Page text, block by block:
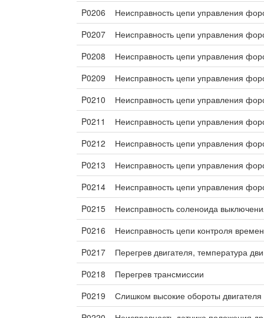
P0206
Неисправность цепи управления
P0207
Неисправность цепи управления
P0208
Неисправность цепи управления
P0209
Неисправность цепи управления
P0210
Неисправность цепи управления
P0211
Неисправность цепи управления
P0212
Неисправность цепи управления
P0213
Неисправность цепи управления
P0214
Неисправность цепи управления
P0215
Неисправность соленоида
P0216
Неисправность цепи контроля
P0217
Перегрев двигателя, температура
P0218
Перегрев трансмиссии
P0219
Слишком высокие обороты двигателя